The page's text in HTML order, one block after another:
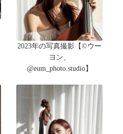
2023年の写真撮影【©ウー
ヨン、
@eum_photo.studio】